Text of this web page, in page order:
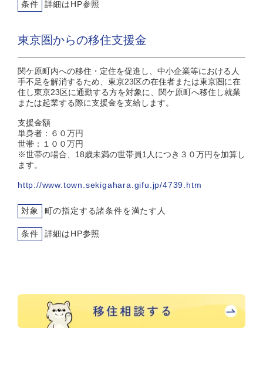
条件 詳細はHP参照
東京圏からの移住支援金
関ケ原町内への移住・定住を促進し、中小企業等における人
手不足を解消するため、東京23区の在住者または東京圏に在
住し東京23区に通勤する方を対象に、関ケ原町へ移住し就業
または起業する際に支援金を支給します。
支援金額
単身者：６０万円
世帯：１００万円
※世帯の場合、18歳未満の世帯員1人につき３０万円を加算し
ます。
http://www.town.sekigahara.gifu.jp/4739.htm
対象 町の指定する諸条件を満たす人
条件 詳細はHP参照